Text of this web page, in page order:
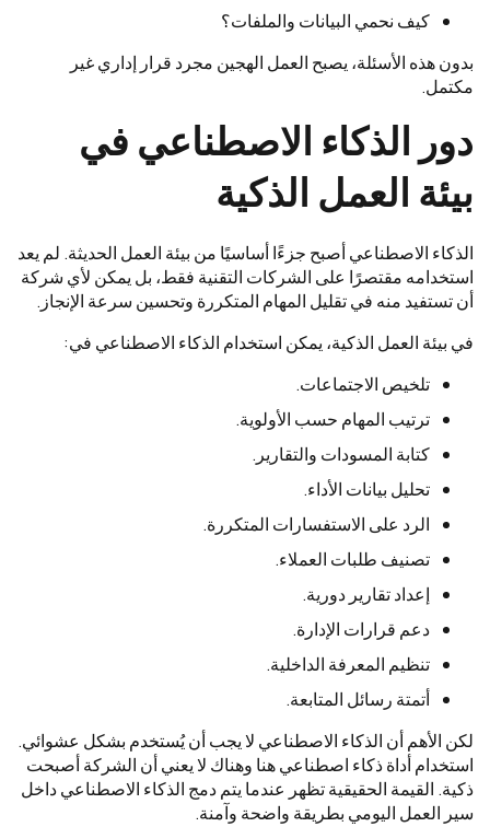
كيف نحمي البيانات والملفات؟
بدون هذه الأسئلة، يصبح العمل الهجين مجرد قرار إداري غير
مكتمل.
دور الذكاء الاصطناعي في
بيئة العمل الذكية
الذكاء الاصطناعي أصبح جزءًا أساسيًا من بيئة العمل الحديثة. لم يعد
استخدامه مقتصرًا على الشركات التقنية فقط، بل يمكن لأي شركة
أن تستفيد منه في تقليل المهام المتكررة وتحسين سرعة الإنجاز.
في بيئة العمل الذكية، يمكن استخدام الذكاء الاصطناعي في:
تلخيص الاجتماعات.
ترتيب المهام حسب الأولوية.
كتابة المسودات والتقارير.
تحليل بيانات الأداء.
الرد على الاستفسارات المتكررة.
تصنيف طلبات العملاء.
إعداد تقارير دورية.
دعم قرارات الإدارة.
تنظيم المعرفة الداخلية.
أتمتة رسائل المتابعة.
لكن الأهم أن الذكاء الاصطناعي لا يجب أن يُستخدم بشكل عشوائي.
استخدام أداة ذكاء اصطناعي هنا وهناك لا يعني أن الشركة أصبحت
ذكية. القيمة الحقيقية تظهر عندما يتم دمج الذكاء الاصطناعي داخل
سير العمل اليومي بطريقة واضحة وآمنة.